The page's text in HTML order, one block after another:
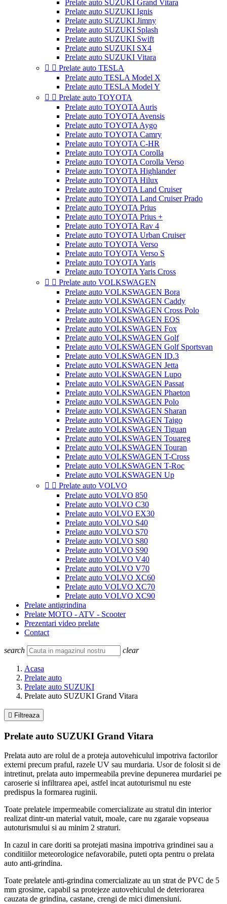
Prelate auto SUZUKI Grand Vitara
Prelate auto SUZUKI Ignis
Prelate auto SUZUKI Jimny
Prelate auto SUZUKI Splash
Prelate auto SUZUKI Swift
Prelate auto SUZUKI SX4
Prelate auto SUZUKI Vitara
  Prelate auto TESLA
Prelate auto TESLA Model X
Prelate auto TESLA Model Y
  Prelate auto TOYOTA
Prelate auto TOYOTA Auris
Prelate auto TOYOTA Avensis
Prelate auto TOYOTA Aygo
Prelate auto TOYOTA Camry
Prelate auto TOYOTA C-HR
Prelate auto TOYOTA Corolla
Prelate auto TOYOTA Corolla Verso
Prelate auto TOYOTA Highlander
Prelate auto TOYOTA Hilux
Prelate auto TOYOTA Land Cruiser
Prelate auto TOYOTA Land Cruiser Prado
Prelate auto TOYOTA Prius
Prelate auto TOYOTA Prius +
Prelate auto TOYOTA Rav 4
Prelate auto TOYOTA Urban Cruiser
Prelate auto TOYOTA Verso
Prelate auto TOYOTA Verso S
Prelate auto TOYOTA Yaris
Prelate auto TOYOTA Yaris Cross
  Prelate auto VOLKSWAGEN
Prelate auto VOLKSWAGEN Bora
Prelate auto VOLKSWAGEN Caddy
Prelate auto VOLKSWAGEN Cross Polo
Prelate auto VOLKSWAGEN EOS
Prelate auto VOLKSWAGEN Fox
Prelate auto VOLKSWAGEN Golf
Prelate auto VOLKSWAGEN Golf Sportsvan
Prelate auto VOLKSWAGEN ID.3
Prelate auto VOLKSWAGEN Jetta
Prelate auto VOLKSWAGEN Lupo
Prelate auto VOLKSWAGEN Passat
Prelate auto VOLKSWAGEN Phaeton
Prelate auto VOLKSWAGEN Polo
Prelate auto VOLKSWAGEN Sharan
Prelate auto VOLKSWAGEN Taigo
Prelate auto VOLKSWAGEN Tiguan
Prelate auto VOLKSWAGEN Touareg
Prelate auto VOLKSWAGEN Touran
Prelate auto VOLKSWAGEN T-Cross
Prelate auto VOLKSWAGEN T-Roc
Prelate auto VOLKSWAGEN Up
  Prelate auto VOLVO
Prelate auto VOLVO 850
Prelate auto VOLVO C30
Prelate auto VOLVO EX30
Prelate auto VOLVO S40
Prelate auto VOLVO S70
Prelate auto VOLVO S80
Prelate auto VOLVO S90
Prelate auto VOLVO V40
Prelate auto VOLVO V70
Prelate auto VOLVO XC60
Prelate auto VOLVO XC70
Prelate auto VOLVO XC90
Prelate antigrindina
Prelate MOTO - ATV - Scooter
Prezentari video prelate
Contact
search clear
Acasa
Prelate auto
Prelate auto SUZUKI
Prelate auto SUZUKI Grand Vitara
 Filtreaza
Prelate auto SUZUKI Grand Vitara
Prelata auto are rolul de a proteja autovehiculul impotriva factorilor
externi precum praful, razele UV sau murdaria. Usor de folosit si de
intretinut, prelata auto impermeabila previne depunerea murdariei pe
caroserie si infiltrarea apei, astfel incat autoturismul nu este
predispus la formarea ruginii.
Toate prelatele impermeabile comercializate au stratul din interior
realizat dintr-un material vatuit, moale, care nu zgaraie vopseaua
autoturismului si au minim 2 straturi.
In cazul in care doriti sa protejati masina impotriva grindinei sau a
conditiilor meteorologice nefavorabile, puteti opta pentru o prelata
auto anti-grindina.
Toate prelatele anti-grindina comercializate au un strat de PVC de 5
mm grosime, capabil sa protejeze autovehiculul de deteriorarea
cauzata de grindina, castane, crengi de mici dimensiuni.